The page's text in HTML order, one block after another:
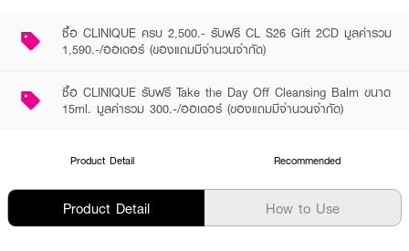
ซื้อ CLINIQUE ครบ 2,500.- รับฟรี CL S26 Gift 2CD มูลค่ารวม
1,590.-/ออเดอร์ (ของแถมมีจำนวนจำกัด)
ซื้อ CLINIQUE รับฟรี Take the Day Off Cleansing Balm ขนาด
15ml. มูลค่ารวม 300.-/ออเดอร์ (ของแถมมีจำนวนจำกัด)
Product Detail Recommended
Product Detail How to Use